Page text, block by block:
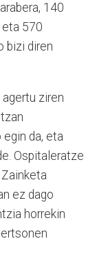
140
eta 570
bizi diren
ziren
da, eta
Ospitaleratze
ez dago
horrekin